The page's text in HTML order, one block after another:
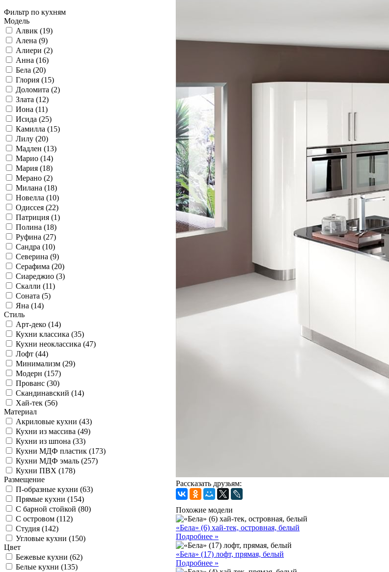
Фильтр по кухням
Модель
Алвик (19)
Алена (9)
Алиери (2)
Анна (16)
Бела (20)
Глория (15)
Доломита (2)
Злата (12)
Иона (11)
Исида (25)
Камилла (15)
Лилу (20)
Мадлен (13)
Марио (14)
Мария (18)
Мерано (2)
Милана (18)
Новелла (10)
Одиссея (22)
Патриция (1)
Полина (18)
Руфина (27)
Сандра (10)
Северина (9)
Серафима (20)
Сиареджио (3)
Скалли (11)
Соната (5)
Яна (14)
Стиль
Арт-деко (14)
Кухни классика (35)
Кухни неоклассика (47)
Лофт (44)
Минимализм (29)
Модерн (157)
Прованс (30)
Скандинавский (14)
Хай-тек (56)
Материал
Акриловые кухни (43)
Кухни из массива (49)
Кухни из шпона (33)
Кухни МДФ пластик (173)
Кухни МДФ эмаль (257)
Кухни ПВХ (178)
Размещение
П-образные кухни (63)
Прямые кухни (154)
С барной стойкой (80)
С островом (112)
Студия (142)
Угловые кухни (150)
Цвет
Бежевые кухни (62)
Белые кухни (135)
Рассказать друзьям:
Похожие модели
«Бела» (6) хай-тек, островная, белый
Подробнее »
«Бела» (17) лофт, прямая, белый
Подробнее »